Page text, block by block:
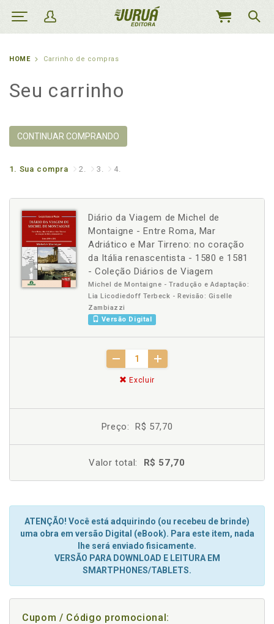
MEU
HOME Carrinho de compras
Seu carrinho
CONTINUAR COMPRANDO
1. Sua compra 2. 3. 4.
Diário da Viagem de Michel de
Montaigne - Entre Roma, Mar
Adriático e Mar Tirreno: no coração
da Itália renascentista - 1580 e 1581
- Coleção Diários de Viagem
Michel de Montaigne - Tradução e Adaptação:
Lia Licodiedoff Terbeck - Revisão: Giselle
Zambiazzi
Versão Digital
Excluir
Preço: R$ 57,70
Valor total: R$ 57,70
ATENÇÃO! Você está adquirindo (ou recebeu de brinde)
uma obra em versão Digital (eBook). Para este item, nada
lhe será enviado fisicamente.
VERSÃO PARA DOWNLOAD E LEITURA EM
SMARTPHONES/TABLETS.
Cupom / Código promocional: